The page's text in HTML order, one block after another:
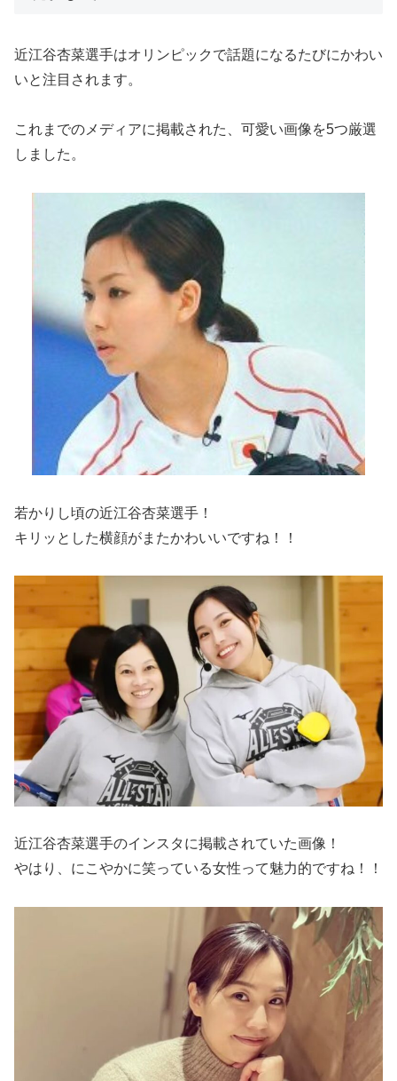
近江谷杏菜選手はオリンピックで話題になるたびにかわい
いと注目されます。
これまでのメディアに掲載された、可愛い画像を5つ厳選
しました。
若かりし頃の近江谷杏菜選手！
キリッとした横顔がまたかわいいですね！！
近江谷杏菜選手のインスタに掲載されていた画像！
やはり、にこやかに笑っている女性って魅力的ですね！！